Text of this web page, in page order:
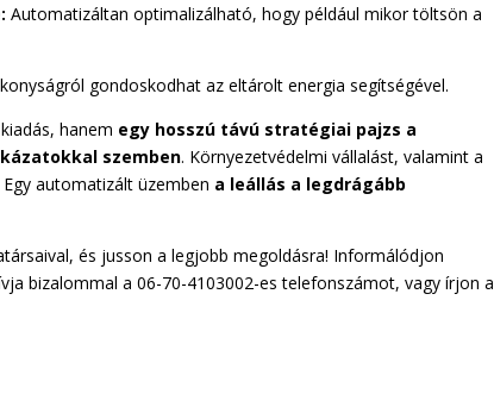
Automatizáltan optimalizálható, hogy például mikor töltsön a
gondoskodhat az eltárolt energia segítségével.
hanem egy hosszú távú stratégiai pajzs a
szemben. Környezetvédelmi vállalást, valamint a
automatizált üzemben a leállás a legdrágább
és jusson a legjobb megoldásra! Informálódjon
bizalommal a 06-70-4103002-es telefonszámot, vagy írjon a